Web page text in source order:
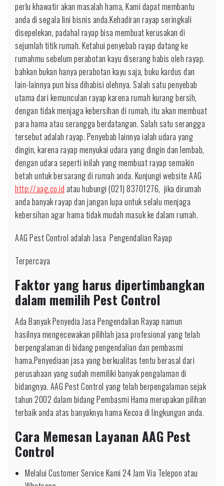
perlu khawatir akan masalah hama, Kami dapat membantu
anda di segala lini bisnis anda.Kehadiran rayap seringkali
disepelekan, padahal rayap bisa membuat kerusakan di
sejumlah titik rumah. Ketahui penyebab rayap datang ke
rumahmu sebelum perabotan kayu diserang habis oleh rayap.
bahkan bukan hanya perabotan kayu saja, buku kardus dan
lain-lainnya pun bisa dihabisi olehnya. Salah satu penyebab
utama dari kemunculan rayap karena rumah kurang bersih,
dengan tidak menjaga kebersihan di rumah, itu akan membuat
para hama atau serangga berdatangan. Salah satu serangga
tersebut adalah rayap. Penyebab lainnya ialah udara yang
dingin, karena rayap menyukai udara yang dingin dan lembab,
dengan udara seperti inilah yang membuat rayap semakin
betah untuk bersarang di rumah anda. Kunjungi website AAG
http://aag.co.id atau hubungi (021) 83701276, jika dirumah
anda banyak rayap dan jangan lupa untuk selalu menjaga
kebersihan agar hama tidak mudah masuk ke dalam rumah.
AAG Pest Control adalah Jasa Pengendalian Rayap
Terpercaya
Faktor yang harus dipertimbangkan
dalam memilih Pest Control
Ada Banyak Penyedia Jasa Pengendalian Rayap namun
hasilnya mengecewakan pilihlah jasa profesional yang telah
berpengalaman di bidang pengendalian dan pembasmi
hama.Penyediaan jasa yang berkualitas tentu berasal dari
perusahaan yang sudah memiliki banyak pengalaman di
bidangnya. AAG Pest Control yang telah berpengalaman sejak
tahun 2002 dalam bidang Pembasmi Hama merupakan pilihan
terbaik anda atas banyaknya hama Kecoa di lingkungan anda.
Cara Memesan Layanan AAG Pest
Control
Melalui Customer Service Kami 24 Jam Via Telepon atau